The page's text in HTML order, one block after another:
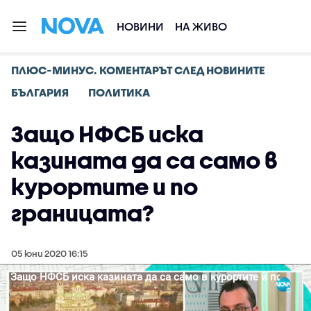
НОВИНИ НА ЖИВО
ПЛЮС-МИНУС. КОМЕНТАРЪТ СЛЕД НОВИНИТЕ
БЪЛГАРИЯ
ПОЛИТИКА
Защо НФСБ иска
казината да са само в
курортите и по
границата?
05 юни 2020 16:15